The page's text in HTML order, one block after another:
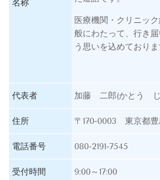
名称
医療機関・クリニッ
般にわたって、行き
う思いを込めておりま
代表者 加藤 二郎(かとう
住所 〒170-0003 東京都
電話番号 080-2191-7545
受付時間 9:00～17:00